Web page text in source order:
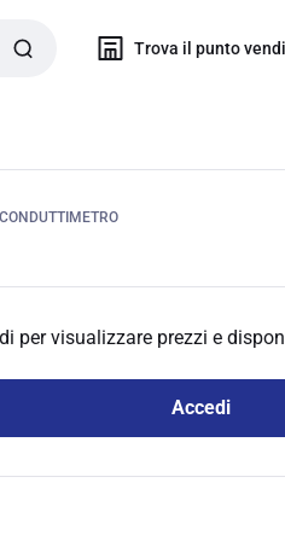
Trova il punto
per visualizzare prezzi e
Accedi